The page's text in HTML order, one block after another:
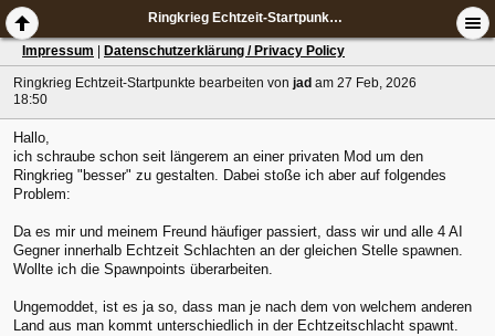
Ringkrieg Echtzeit-Startpunkte bearbeiten
Impressum Datenschutzerklärung / Privacy Policy
Ringkrieg Echtzeit-Startpunkte bearbeiten von jad am 27 Feb, 2026
18:50
Hallo,
ich schraube schon seit längerem an einer privaten Mod um den
Ringkrieg "besser" zu gestalten. Dabei stoße ich aber auf folgendes
Problem:
Da es mir und meinem Freund häufiger passiert, dass wir und alle 4 AI
Gegner innerhalb Echtzeit Schlachten an der gleichen Stelle spawnen.
Wollte ich die Spawnpoints überarbeiten.
Ungemoddet, ist es ja so, dass man je nach dem von welchem anderen
Land aus man kommt unterschiedlich in der Echtzeitschlacht spawnt.